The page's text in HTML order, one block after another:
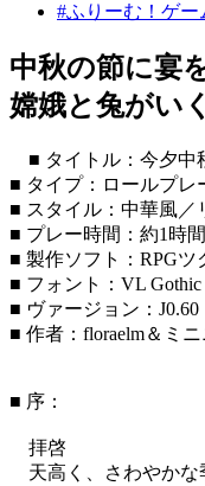
#ふりーむ！ゲー
中秋の節に宴
嫦娥と兔がい
■ タイトル：今夕中
■ タイプ：ロールプレ
■ スタイル：中華風／
■ プレー時間：約1時間
■ 製作ソフト：RPGツ
■ フォント：VL Gothic
■ ヴァージョン：
■ 作者：floraelm＆ミニ
■ 序：
拝啓
天高く、さわやかな